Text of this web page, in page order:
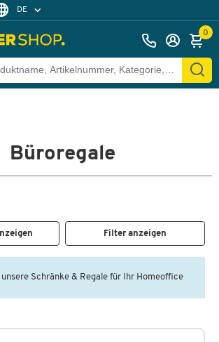
DE
0
Büroregale
Filter anzeigen
unsere Schränke & Regale für Ihr Homeoffice